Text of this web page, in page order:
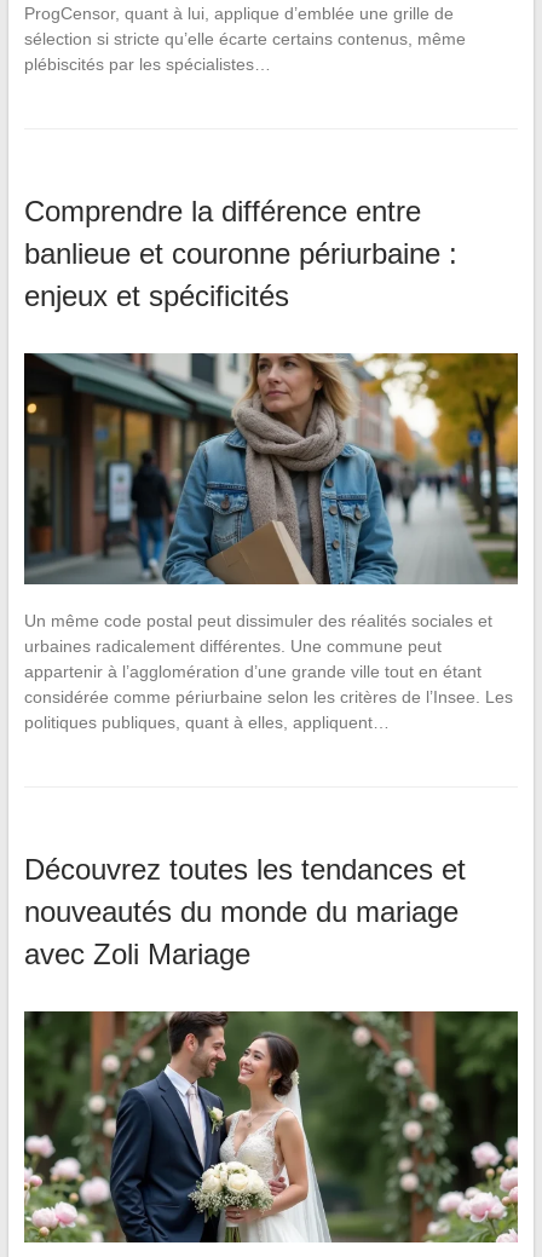
ProgCensor, quant à lui, applique d’emblée une grille de
sélection si stricte qu’elle écarte certains contenus, même
plébiscités par les spécialistes…
Comprendre la différence entre
banlieue et couronne périurbaine :
enjeux et spécificités
Un même code postal peut dissimuler des réalités sociales et
urbaines radicalement différentes. Une commune peut
appartenir à l’agglomération d’une grande ville tout en étant
considérée comme périurbaine selon les critères de l’Insee. Les
politiques publiques, quant à elles, appliquent…
Découvrez toutes les tendances et
nouveautés du monde du mariage
avec Zoli Mariage